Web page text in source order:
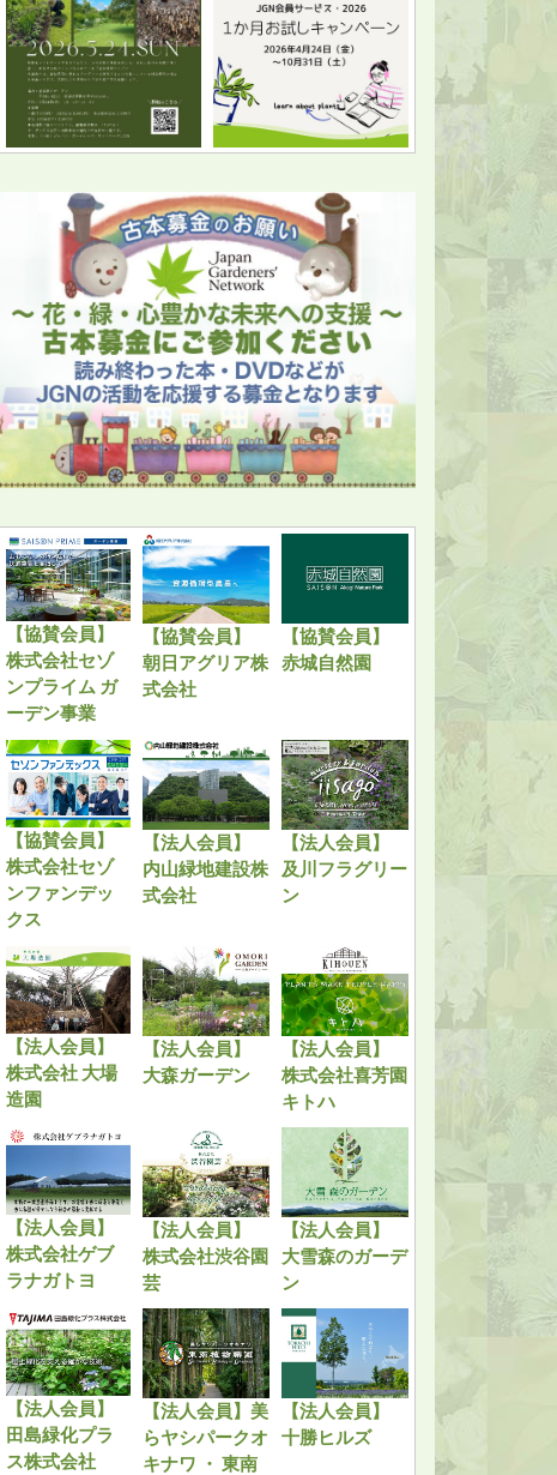
【協賛会員】
株式会社セゾ
ンプライム ガ
ーデン事業
【協賛会員】
朝日アグリア株
式会社
【協賛会員】
赤城自然園
【協賛会員】
株式会社セゾ
ンファンデッ
クス
【法人会員】
内山緑地建設株
式会社
【法人会員】
及川フラグリー
ン
【法人会員】
株式会社 大場
造園
【法人会員】
大森ガーデン
【法人会員】
株式会社喜芳園
キトハ
【法人会員】
株式会社ゲブ
ラナガトヨ
【法人会員】
株式会社渋谷園
芸
【法人会員】
大雪森のガーデ
ン
【法人会員】
田島緑化プラ
ス株式会社
【法人会員】美
らヤシパークオ
キナワ ・ 東南
【法人会員】
十勝ヒルズ